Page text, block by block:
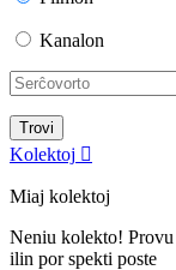
Kanalon
Kolektoj 
Miaj kolektoj
Neniu kolekto!
ilin por spekti poste